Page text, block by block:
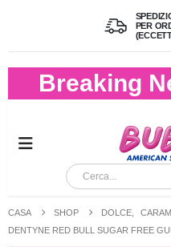
PER
Breaking
CASA SHOP DOLCE
DENTYNE RED BULL SUGAR FREE